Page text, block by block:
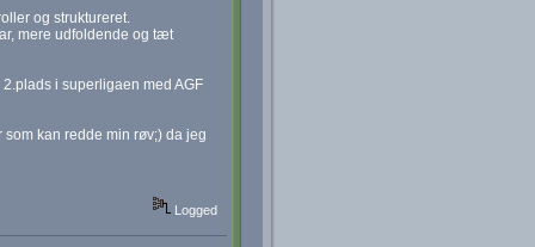
og struktureret.
mere udfoldende og tæt
i superligaen med AGF
kan redde min røv;) da jeg
Logged